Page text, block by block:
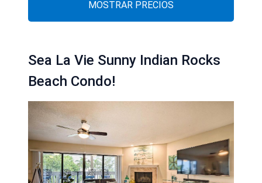
MOSTRAR PRECIOS
Sea La Vie Sunny Indian Rocks
Beach Condo!